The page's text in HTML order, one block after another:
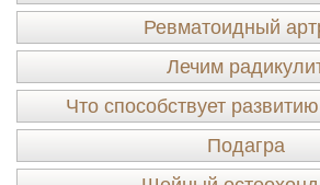
Ревматоидный
Лечим
Что способствует
Подагра